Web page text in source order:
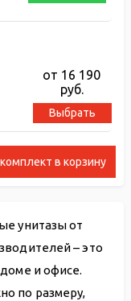
в корзину
от 16 190
руб.
Выбрать
унитазы от
– это
и офисе.
по размеру,